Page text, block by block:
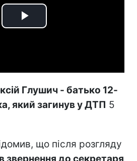
Play
Глушич - батько 12-
який загинув у ДТП 5
що після розгляду
звернення до секретаря